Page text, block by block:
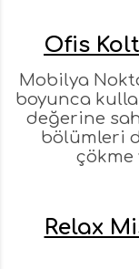
Ofis
Mobilya
boyunca
değerine
bölümleri
çökme
Relax